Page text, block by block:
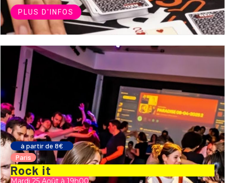
PLUS D'INFOS
à partir de 8€
Paris
Rock it
Mardi 25 Août à 19h00